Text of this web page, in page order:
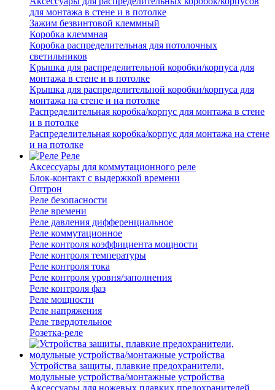
для монтажа в стене и в потолке
Зажим безвинтовой клеммный
Коробка клеммная
Коробка распределительная для потолочных
светильников
Крышка для распределительной коробки/корпуса для
монтажа в стене и в потолке
Крышка для распределительной коробки/корпуса для
монтажа на стене и на потолке
Распределительная коробка/корпус для монтажа в стене
и в потолке
Распределительная коробка/корпус для монтажа на стене
и на потолке
Реле
Аксессуары для коммутационного реле
Блок-контакт с выдержкой времени
Оптрон
Реле безопасности
Реле времени
Реле давления дифференциальное
Реле коммутационное
Реле контроля коэффициента мощности
Реле контроля температуры
Реле контроля тока
Реле контроля уровня/заполнения
Реле контроля фаз
Реле мощности
Реле напряжения
Реле твердотельное
Розетка-реле
Устройства защиты, плавкие предохранители,
модульные устройства/монтажные устройства
Аксессуары для ножевых плавких предохранителей